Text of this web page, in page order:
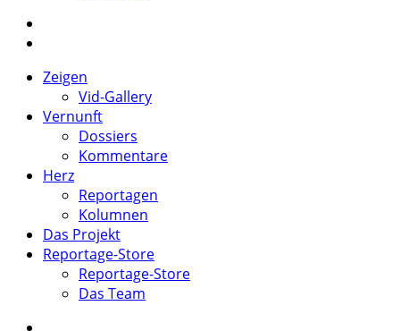
Zeigen
Vid-Gallery
Vernunft
Dossiers
Kommentare
Herz
Reportagen
Kolumnen
Das Projekt
Reportage-Store
Reportage-Store
Das Team